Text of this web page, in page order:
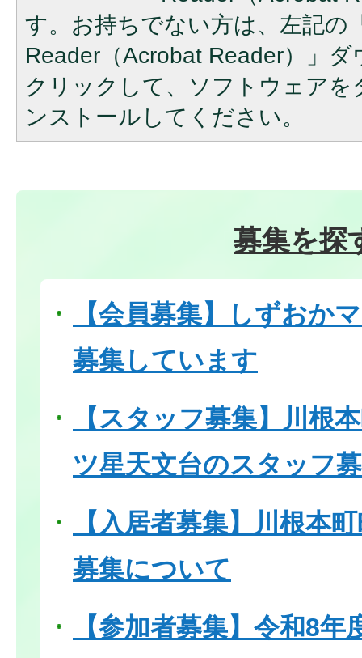
す。お持ちでない方は、左記の
Reader（Acrobat Reader）」
クリックして、ソフトウェア
ンストールしてください。
募集を探
【会員募集】しずおか
募集しています
【スタッフ募集】川根
ツ星天文台のスタッフ
【入居者募集】川根本
募集について
【参加者募集】令和8